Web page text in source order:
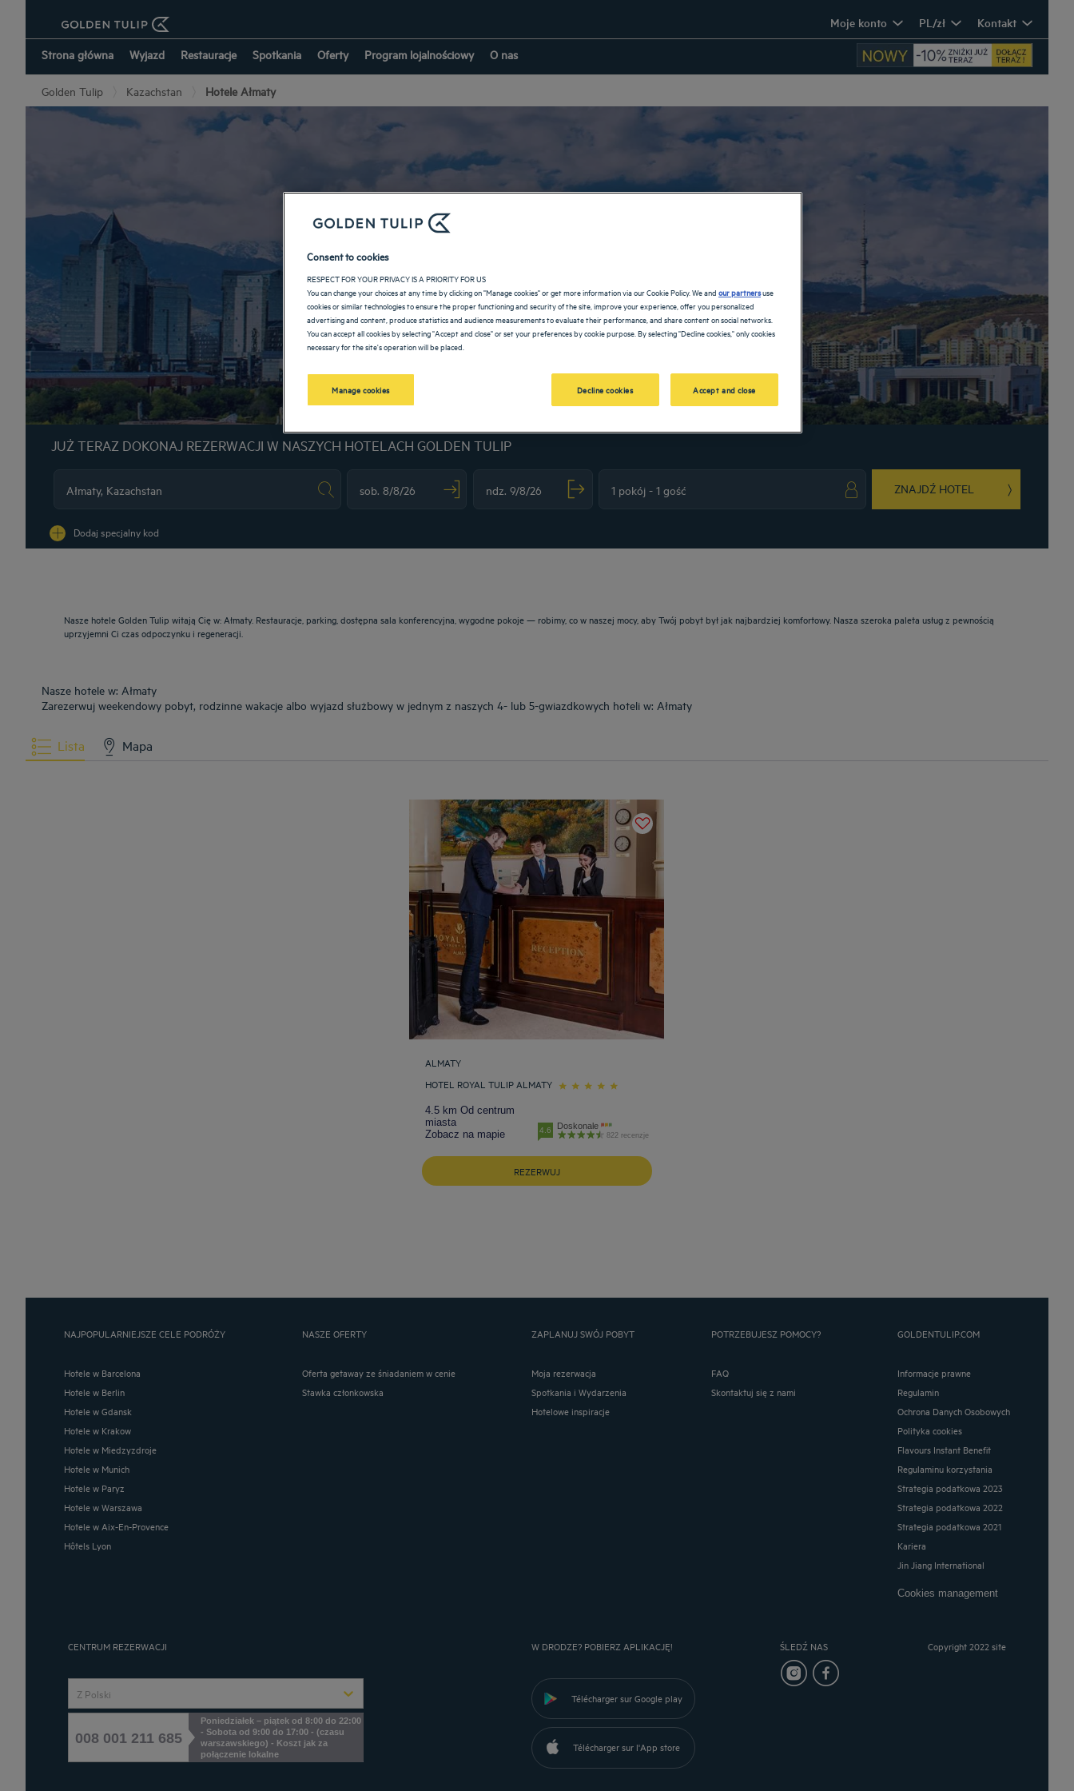
Moje konto PL/zł Kontakt
Strona główna Wyjazd Restauracje Spotkania Oferty Program lojalnościowy O nas
Golden Tulip Kazachstan Hotele Ałmaty
Hotele w: Ałmaty
POWRÓT NA STRONĘ KAZACHSTAN
JUŻ TERAZ DOKONAJ REZERWACJI W NASZYCH HOTELACH GOLDEN TULIP
ZNAJDŹ HOTEL
Dodaj specjalny kod
Nasze hotele Golden Tulip witają Cię w: Ałmaty. Restauracje, parking, dostępna sala konferencyjna, wygodne pokoje — robimy, co w naszej mocy, aby Twój pobyt był jak najbardziej komfortowy. Nasza szeroka paleta usług z pewnością
uprzyjemni Ci czas odpoczynku i regeneracji.
Nasze hotele w: Ałmaty
Zarezerwuj weekendowy pobyt, rodzinne wakacje albo wyjazd służbowy w jednym z naszych 4- lub 5-gwiazdkowych hoteli w: Ałmaty
Lista Mapa
ALMATY
HOTEL ROYAL TULIP ALMATY
4.5 km Od centrum
miasta
Zobacz na mapie
4.6 Doskonale
822 recenzje
REZERWUJ
NAJPOPULARNIEJSZE CELE PODRÓŻY
Hotele w Barcelona
Hotele w Berlin
Hotele w Gdansk
Hotele w Krakow
Hotele w Miedzyzdroje
Hotele w Munich
Hotele w Paryz
Hotele w Warszawa
Hotele w Aix-En-Provence
Hôtels Lyon
NASZE OFERTY
Oferta getaway ze śniadaniem w cenie
Stawka członkowska
ZAPLANUJ SWÓJ POBYT
Moja rezerwacja
Spotkania i Wydarzenia
Hotelowe inspiracje
POTRZEBUJESZ POMOCY?
FAQ
Skontaktuj się z nami
GOLDENTULIP.COM
Informacje prawne
Regulamin
Ochrona Danych Osobowych
Polityka cookies
Flavours Instant Benefit
Regulaminu korzystania
Strategia podatkowa 2023
Strategia podatkowa 2022
Strategia podatkowa 2021
Kariera
Jin Jiang International
Cookies management
CENTRUM REZERWACJI
Z Polski
008 001 211 685
Poniedziałek – piątek od 8:00 do 22:00
- Sobota od 9:00 do 17:00 - (czasu
warszawskiego) - Koszt jak za
połączenie lokalne
W DRODZE? POBIERZ APLIKACJĘ!
Télécharger sur Google play
Télécharger sur l'App store
ŚLEDŹ NAS Copyright 2022 site
Consent to cookies
RESPECT FOR YOUR PRIVACY IS A PRIORITY FOR US
You can change your choices at any time by clicking on "Manage cookies" or get more information via our Cookie Policy. We andour partnersuse
cookies or similar technologies to ensure the proper functioning and security of the site, improve your experience, offer you personalized
advertising and content, produce statistics and audience measurements to evaluate their performance, and share content on social networks.
You can accept all cookies by selecting "Accept and close" or set your preferences by cookie purpose. By selecting "Decline cookies," only cookies
necessary for the site's operation will be placed.
Manage cookies Decline cookies Accept and close